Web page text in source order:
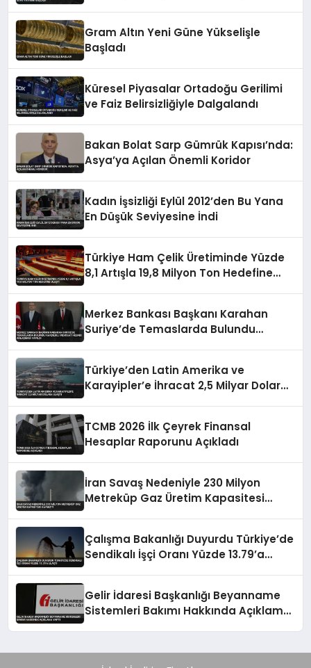
Gram Altın Yeni Güne Yükselişle
Başladı
Küresel Piyasalar Ortadoğu Gerilimi
ve Faiz Belirsizliğiyle Dalgalandı
Bakan Bolat Sarp Gümrük Kapısı’nda:
Asya’ya Açılan Önemli Koridor
Kadın İşsizliği Eylül 2012’den Bu Yana
En Düşük Seviyesine İndi
Türkiye Ham Çelik Üretiminde Yüzde
8,1 Artışla 19,8 Milyon Ton Hedefine
Merkez Bankası Başkanı Karahan
Suriye’de Temaslarda Bulundu
Türkiye’den Latin Amerika ve
Karayipler’e İhracat 2,5 Milyar Dolara
TCMB 2026 İlk Çeyrek Finansal
Hesaplar Raporunu Açıkladı
İran Savaş Nedeniyle 230 Milyon
Metreküp Gaz Üretim Kapasitesi
Çalışma Bakanlığı Duyurdu Türkiye’de
Sendikalı İşçi Oranı Yüzde 13.79’a
Gelir İdaresi Başkanlığı Beyanname
Sistemleri Bakımı Hakkında Açıklama